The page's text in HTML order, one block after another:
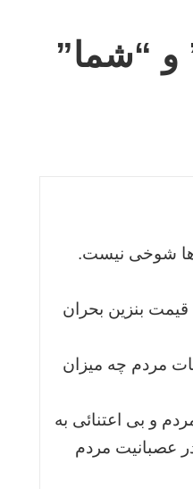
و “شما”
ها شوخی نیست.
بنزین بحران
مردم چه میزان
و بی اعتنائی به
عصبانیت مردم